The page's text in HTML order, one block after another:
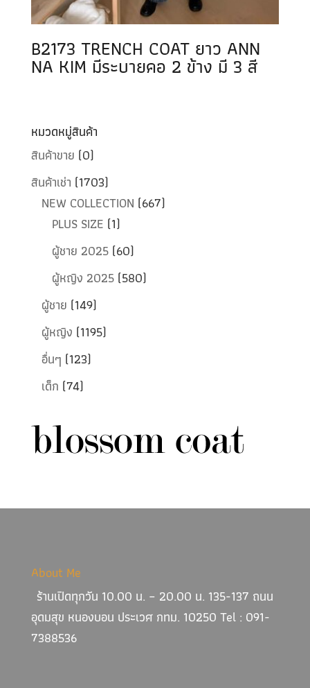
B2173 TRENCH COAT ยาว ANN
NA KIM มีระบายคอ 2 ข้าง มี 3 สี
หมวดหมู่สินค้า
สินค้าขาย (0)
สินค้าเช่า (1703)
NEW COLLECTION (667)
PLUS SIZE (1)
ผู้ชาย 2025 (60)
ผู้หญิง 2025 (580)
ผู้ชาย (149)
ผู้หญิง (1195)
อื่นๆ (123)
เด็ก (74)
About Me
ร้านเปิดทุกวัน 10.00 น. – 20.00 น. 135-137 ถนน
อุดมสุข หนองบอน ประเวศ กทม. 10250 Tel : 091-
7388536